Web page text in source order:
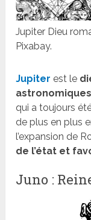
Jupiter Dieu
Pixabay.
Jupiter est le
astronomiques
qui a toujours
de plus en plus
l’expansion de
de l’état et
Juno :